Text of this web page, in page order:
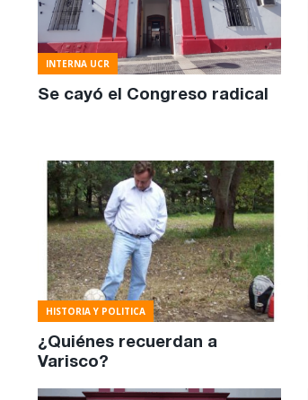
INTERNA UCR
Se cayó el Congreso radical
HISTORIA Y POLITICA
¿Quiénes recuerdan a
Varisco?